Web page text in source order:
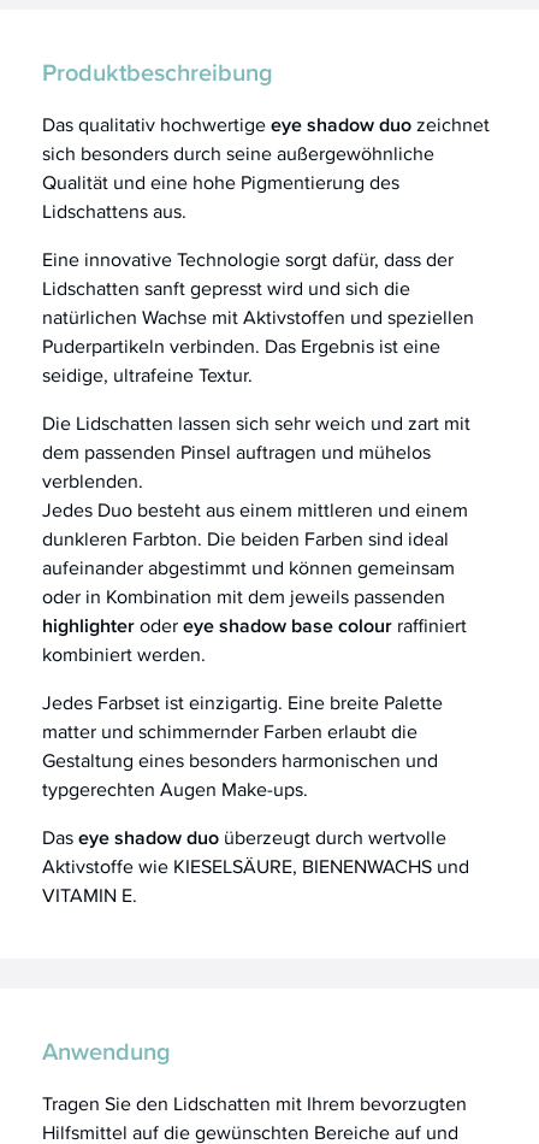
Produktbeschreibung
Das qualitativ hochwertigeeye shadow duozeichnet
sich besonders durch seine außergewöhnliche
Qualität und eine hohe Pigmentierung des
Lidschattens aus.
Eine innovative Technologie sorgt dafür, dass der
Lidschatten sanft gepresst wird und sich die
natürlichen Wachse mit Aktivstoffen und speziellen
Puderpartikeln verbinden. Das Ergebnis ist eine
seidige, ultrafeine Textur.
Die Lidschatten lassen sich sehr weich und zart mit
dem passenden Pinsel auftragen und mühelos
verblenden.
Jedes Duo besteht aus einem mittleren und einem
dunkleren Farbton. Die beiden Farben sind ideal
aufeinander abgestimmt und können gemeinsam
oder in Kombination mit dem jeweils passenden
highlighterodereye shadow base colour raffiniert
kombiniert werden.
Jedes Farbset ist einzigartig. Eine breite Palette
matter und schimmernder Farben erlaubt die
Gestaltung eines besonders harmonischen und
typgerechten Augen Make-ups.
Daseye shadow duo überzeugt durch wertvolle
Aktivstoffe wie KIESELSÄURE, BIENENWACHS und
VITAMIN E.
Anwendung
Tragen Sie den Lidschatten mit Ihrem bevorzugten
Hilfsmittel auf die gewünschten Bereiche auf und